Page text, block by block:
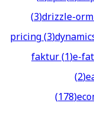
(3)drizzle-orm
pricing(3)
faktur(1)e-
(2)
(178)